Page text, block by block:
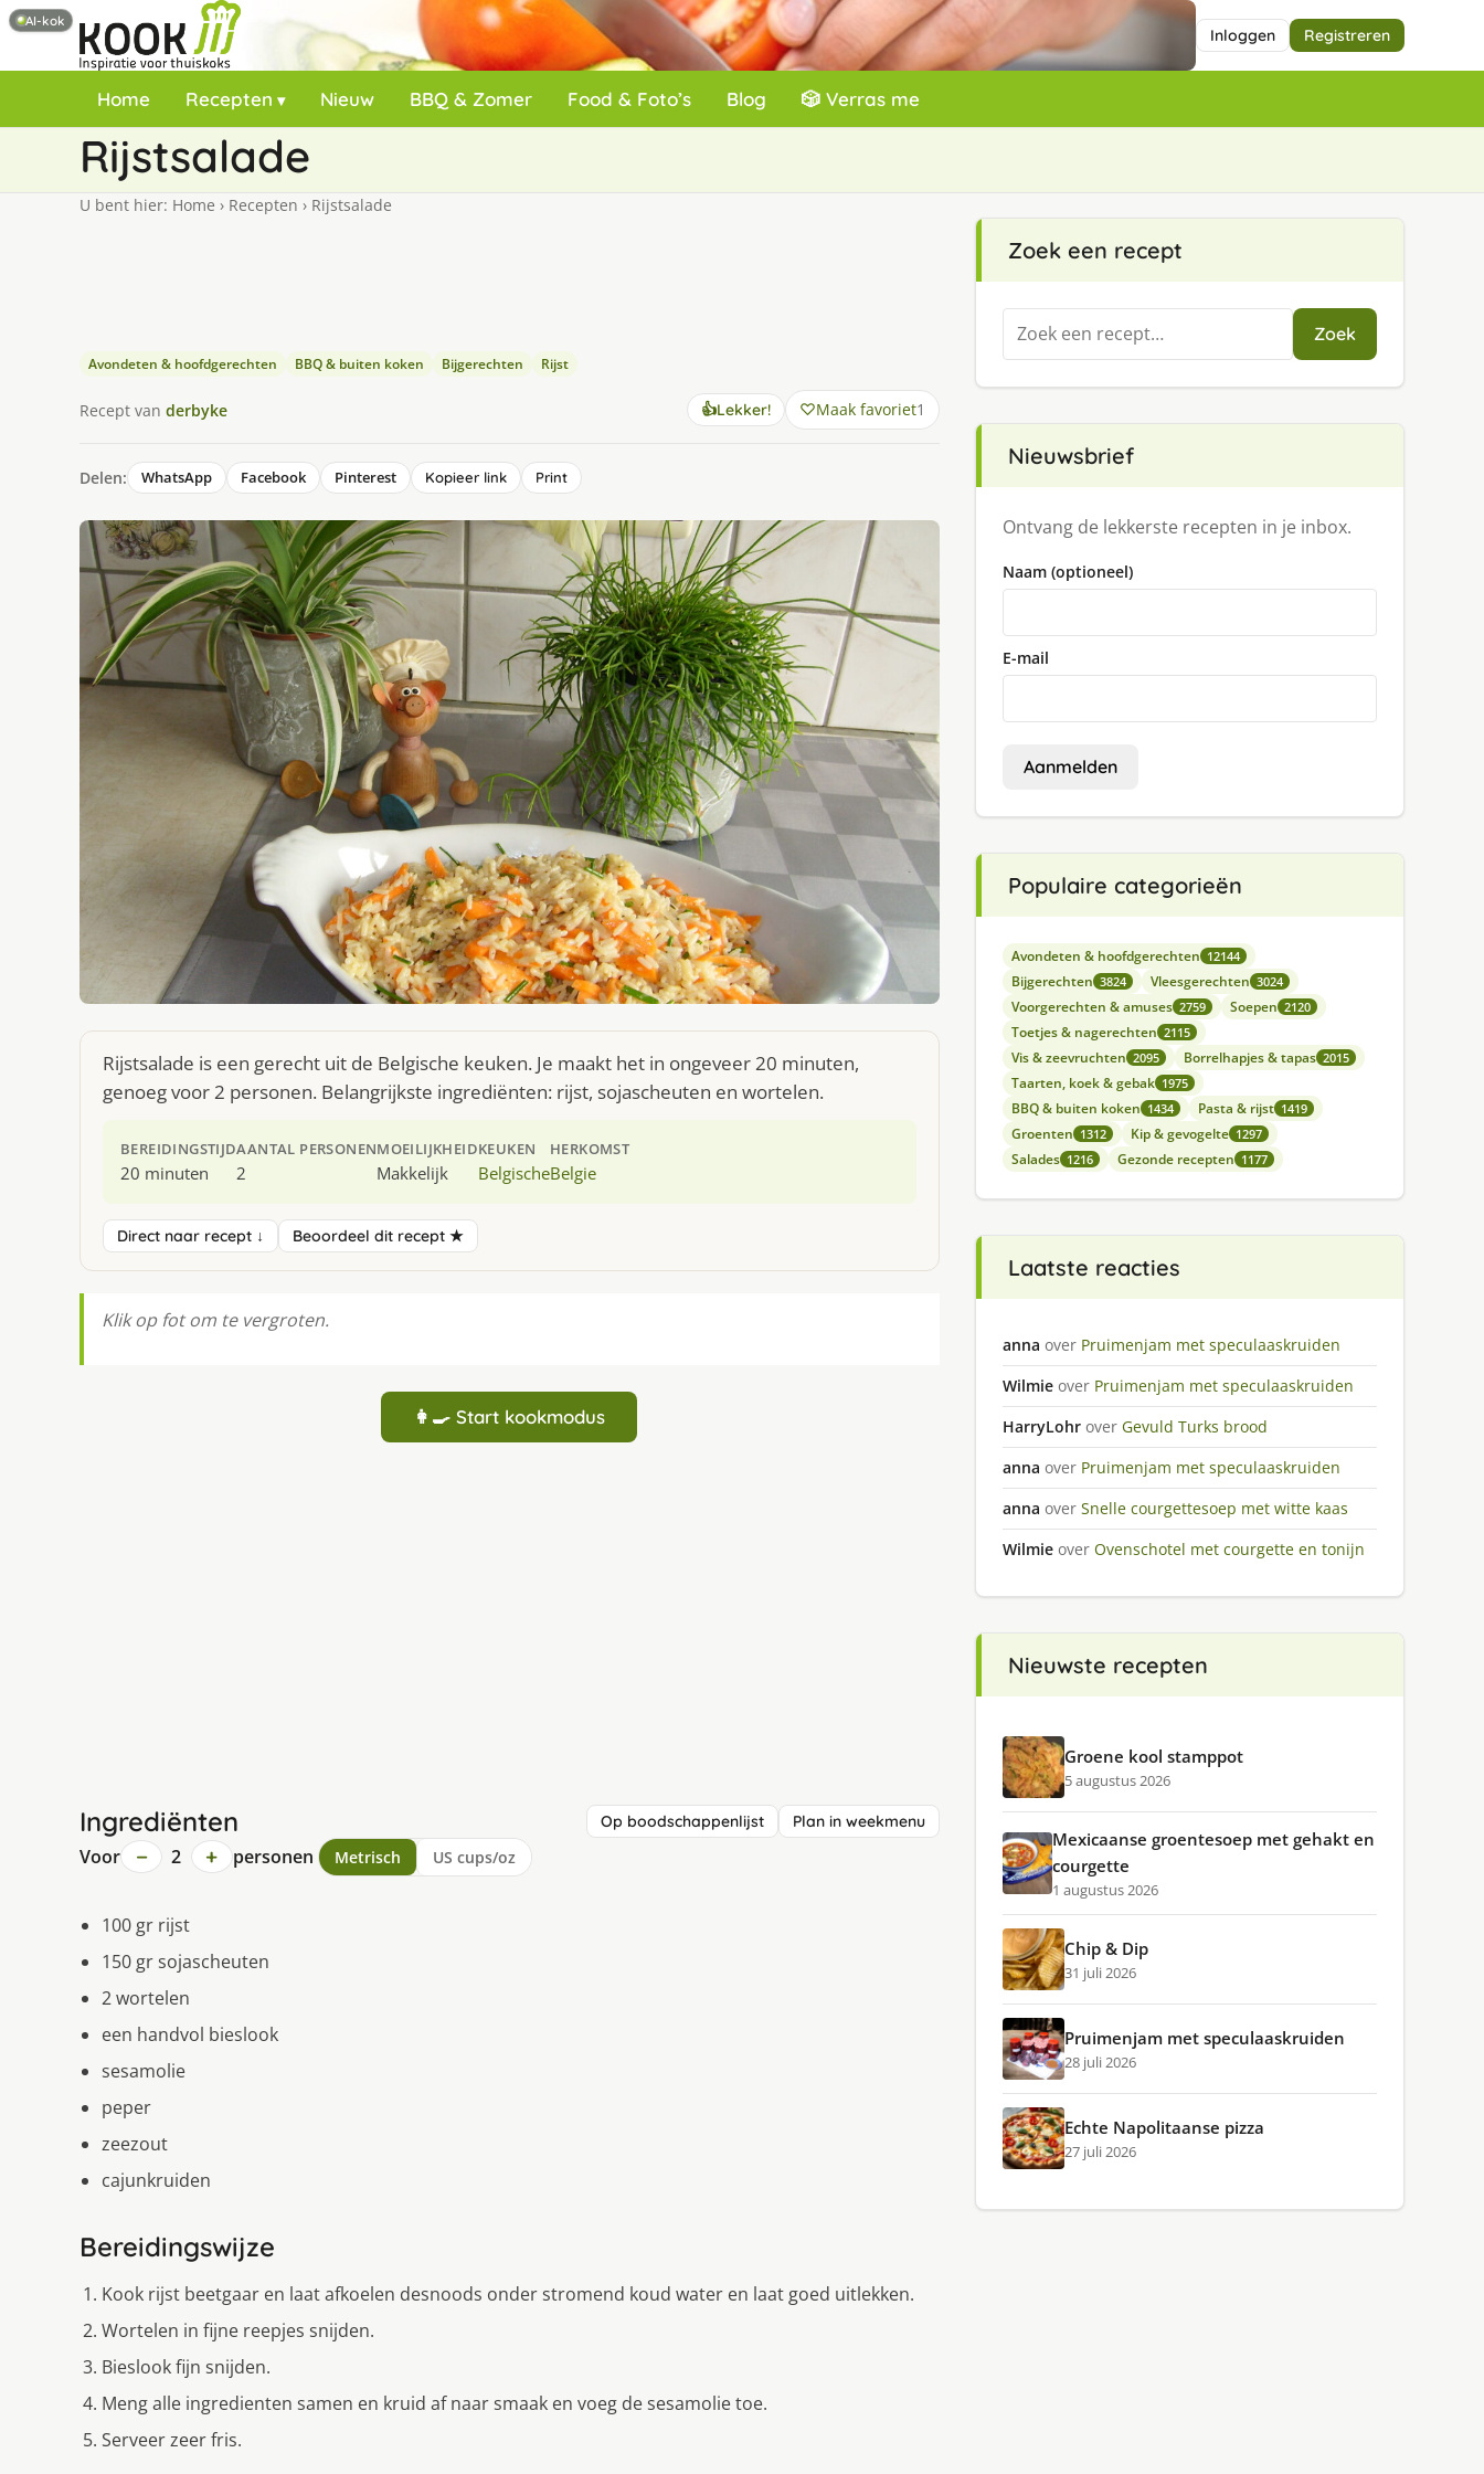
Inloggen Registreren
Home Recepten Nieuw BBQ & Zomer Food & Foto’s Blog 🎲 Verras me
Rijstsalade
U bent hier: Home › Recepten › Rijstsalade
Avondeten & hoofdgerechten BBQ & buiten koken Bijgerechten Rijst
Recept van derbyke 👍Lekker! Maak favoriet1
Delen: WhatsApp Facebook Pinterest Kopieer link Print
Rijstsalade is een gerecht uit de Belgische keuken. Je maakt het in ongeveer 20 minuten,
genoeg voor 2 personen. Belangrijkste ingrediënten: rijst, sojascheuten en wortelen.
BEREIDINGSTIJD
20 minuten
AANTAL PERSONEN
2
MOEILIJKHEID
Makkelijk
KEUKEN
Belgische
HERKOMST
Belgie
Direct naar recept ↓ Beoordeel dit recept ★
Klik op fot om te vergroten.
👩‍🍳 Start kookmodus
Ingrediënten Op boodschappenlijst Plan in weekmenu
Voor − 2 + personen Metrisch US cups/oz
100 gr rijst
150 gr sojascheuten
2 wortelen
een handvol bieslook
sesamolie
peper
zeezout
cajunkruiden
Bereidingswijze
Kook rijst beetgaar en laat afkoelen desnoods onder stromend koud water en laat goed uitlekken.
Wortelen in fijne reepjes snijden.
Bieslook fijn snijden.
Meng alle ingredienten samen en kruid af naar smaak en voeg de sesamolie toe.
Serveer zeer fris.
Zoek een recept
Zoeken
naar:
Zoek
Nieuwsbrief
Ontvang de lekkerste recepten in je inbox.
Naam (optioneel)
E-mail
Aanmelden
Populaire categorieën
Avondeten & hoofdgerechten 12144
Bijgerechten 3824 Vleesgerechten 3024
Voorgerechten & amuses 2759 Soepen 2120
Toetjes & nagerechten 2115
Vis & zeevruchten 2095 Borrelhapjes & tapas 2015
Taarten, koek & gebak 1975
BBQ & buiten koken 1434 Pasta & rijst 1419
Groenten 1312 Kip & gevogelte 1297
Salades 1216 Gezonde recepten 1177
Laatste reacties
anna over Pruimenjam met speculaaskruiden
Wilmie over Pruimenjam met speculaaskruiden
HarryLohr over Gevuld Turks brood
anna over Pruimenjam met speculaaskruiden
anna over Snelle courgettesoep met witte kaas
Wilmie over Ovenschotel met courgette en tonijn
Nieuwste recepten
Groene kool stamppot
5 augustus 2026
Mexicaanse groentesoep met gehakt en
courgette
1 augustus 2026
Chip & Dip
31 juli 2026
Pruimenjam met speculaaskruiden
28 juli 2026
AI-kok
Echte Napolitaanse pizza
27 juli 2026